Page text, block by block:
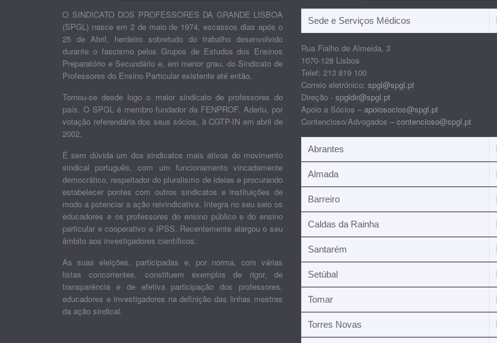
O SINDICATO DOS PROFESSORES DA GRANDE LISBOA
(SPGL) nasce em 2 de maio de 1974, escassos dias após o
25 de Abril, herdeiro sobretudo do trabalho desenvolvido
durante o fascismo pelos Grupos de Estudos dos Ensinos
Preparatório e Secundário e, em menor grau, do Sindicato de
Professores do Ensino Particular existente até então.
Tornou-se desde logo o maior sindicato de professores do
país. O SPGL é membro fundador da FENPROF. Aderiu, por
votação referendária dos seus sócios, à CGTP-IN em abril de
2002.
É sem dúvida um dos sindicatos mais ativos do movimento
sindical português, com um funcionamento vincadamente
democrático, respeitador do pluralismo de ideias e procurando
estabelecer pontes com outros sindicatos e instituições de
modo a potenciar a ação reivindicativa. Integra no seu seio os
educadores e os professores do ensino público e do ensino
particular e cooperativo e IPSS. Recentemente alargou o seu
âmbito aos investigadores científicos.
As suas eleições, participadas e, por norma, com várias
listas concorrentes, constituem exemplos de rigor, de
transparência e de efetiva participação dos professores,
educadores e investigadores na definição das linhas mestras
da ação sindical.
Sede e Serviços Médicos
Rua Fialho de Almeida, 3
1070-128 Lisboa
Telef: 213 819 100
Correio eletrónico: spgl@spgl.pt
Direção - spgldir@spgl.pt
Apoio a Sócios – apoiosocios@spgl.pt
Contencioso/Advogados – contencioso@spgl.pt
Abrantes
Almada
Barreiro
Caldas da Rainha
Santarém
Setúbal
Tomar
Torres Novas